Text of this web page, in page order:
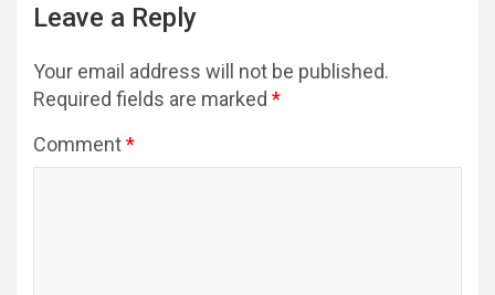
Leave a Reply
Your email address will not be published.
Required fields are marked *
Comment*